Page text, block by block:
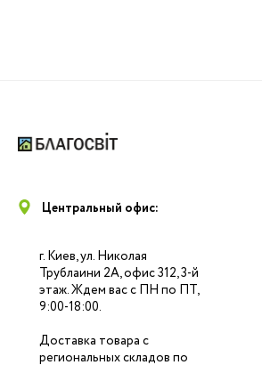
Центральный офис:
г. Киев, ул. Николая
Трублаини 2А, офис 312, 3-й
этаж. Ждем вас с ПН по ПТ,
9:00-18:00.
Доставка товара с
региональных складов по